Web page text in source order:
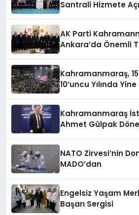
Santrali Hizmete
AK Parti
Ankara’da Önemli
Kahramanmaraş,
10’uncu Yılında
Kahramanmaraş
Ahmet Gülpak
NATO Zirvesi’nin
MADO’dan
Engelsiz Yaşam
Başarı Sergisi